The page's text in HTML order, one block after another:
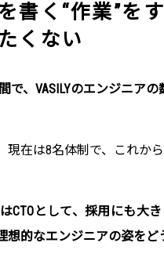
書く“作業”を
くない
で、VASILYのエンジニアの
現在は8名体制で、これか
CTOとして、採用にも大
想的なエンジニアの姿をど